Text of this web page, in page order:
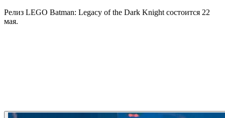
Релиз LEGO Batman: Legacy of the Dark Knight состоится 22
мая.